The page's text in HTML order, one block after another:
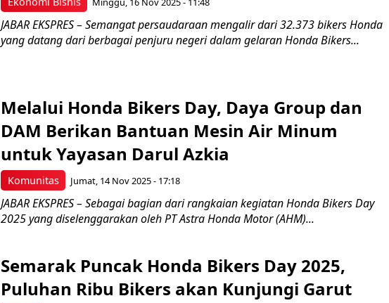
JABAR EKSPRES – Semangat persaudaraan mengalir dari 32.373 bikers Honda
yang datang dari berbagai penjuru negeri dalam gelaran Honda Bikers...
Komunitas
Melalui Honda Bikers Day, Daya Group dan
DAM Berikan Bantuan Mesin Air Minum
untuk Yayasan Darul Azkia
Jumat, 14 Nov 2025 - 17:18
JABAR EKSPRES – Sebagai bagian dari rangkaian kegiatan Honda Bikers Day
2025 yang diselenggarakan oleh PT Astra Honda Motor (AHM)...
Semarak Puncak Honda Bikers Day 2025,
Puluhan Ribu Bikers akan Kunjungi Garut